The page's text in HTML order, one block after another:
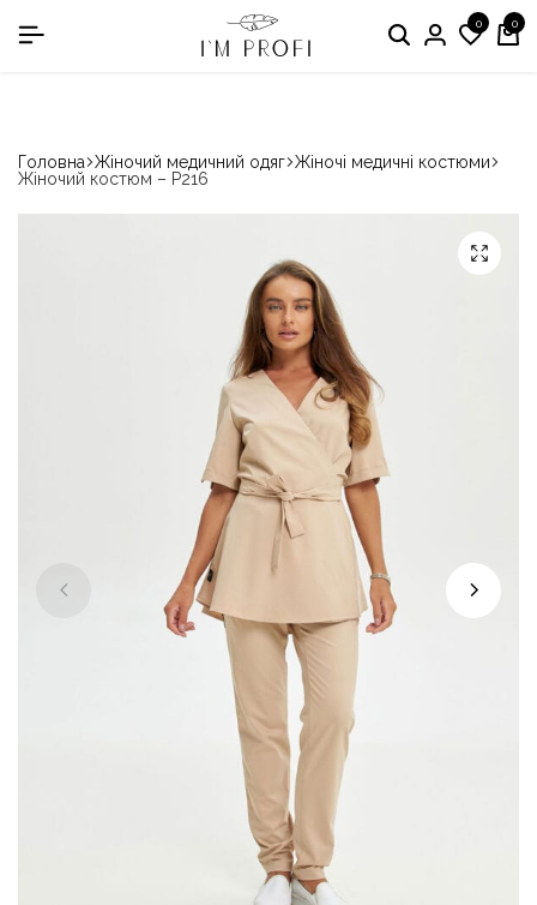
в номінації «Кращій виробник медичного одягу» 0 0
Головна Жіночий медичний одяг Жіночі медичні костюми
Жіночий костюм – P216